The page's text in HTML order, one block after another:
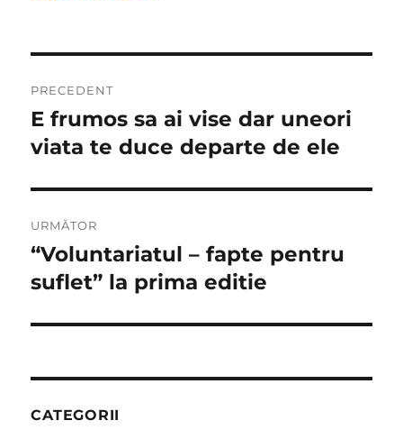
în
articole
PRECEDENT
Articolul
anterior:
E frumos sa ai vise dar uneori
viata te duce departe de ele
URMĂTOR
Articolul
următor:
“Voluntariatul – fapte pentru
suflet” la prima editie
CATEGORII